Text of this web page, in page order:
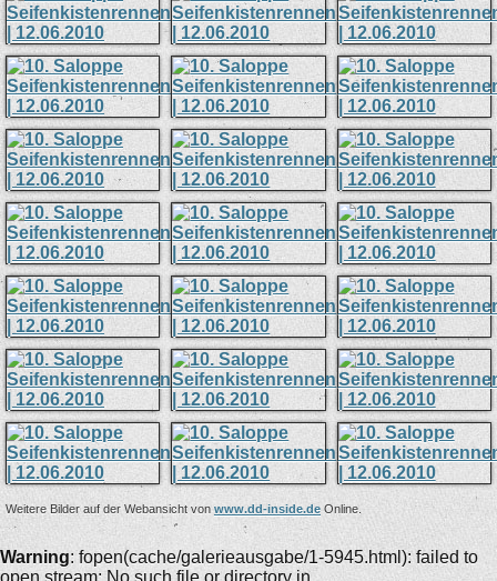
Weitere Bilder auf der Webansicht vonwww.dd-inside.de Online.
Warning: fopen(cache/galerieausgabe/1-5945.html): failed to
open stream: No such file or directory in